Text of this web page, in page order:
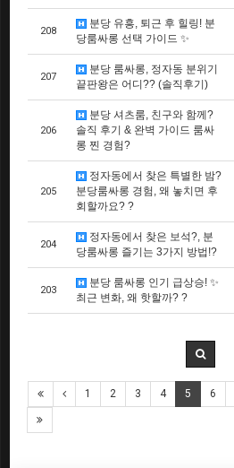
208
분당 유흥, 퇴근 후 힐링! 분
당룸싸롱 선택 가이드 ✨
207
분당 룸싸롱, 정자동 분위기
끝판왕은 어디?? (솔직후기)
206
분당 셔츠룸, 친구와 함께?
솔직 후기 & 완벽 가이드 룸싸
롱 찐 경험?
205
정자동에서 찾은 특별한 밤?
분당룸싸롱 경험, 왜 놓치면 후
회할까요? ?
204
정자동에서 찾은 보석?, 분
당룸싸롱 즐기는 3가지 방법!?
203
분당 룸싸롱 인기 급상승! ✨
최근 변화, 왜 핫할까? ?
1 2 3 4 5 6